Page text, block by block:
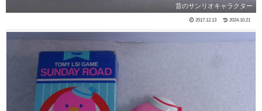
昔のサンリオキャラクター
2017.12.13 2024.10.21